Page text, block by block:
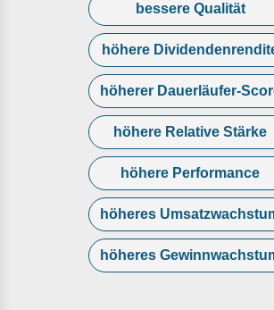
bessere Qualität
höhere
höherer Dauerläufer-
höhere Relative Stärke
höhere Performance
höheres
höheres